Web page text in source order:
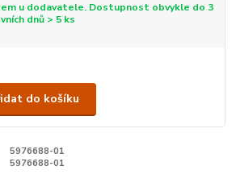
u dodavatele. Dostupnost obvykle do 3
dnů > 5 ks
do košíku
5976688-01
5976688-01